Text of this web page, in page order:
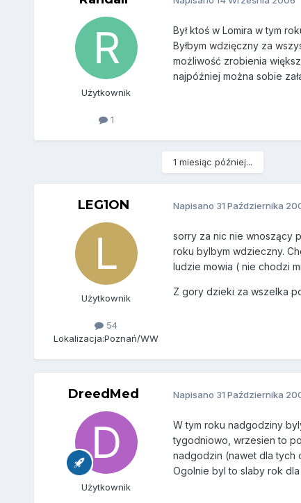
Użytkownik
1
Był ktoś w Lomira w tym
Byłbym wdzięczny za
możliwość zrobienia
najpóźniej można sobie
1 miesiąc później...
LEG1ON
Użytkownik
54
Lokalizacja:Poznań/WW
Napisano 31 Października
sorry za nic nie wnoszący
roku bylbym wdzieczny.
ludzie mowia ( nie chodzi
Z gory dzieki za wszelka
DreedMed
Użytkownik
Napisano 31 Października
W tym roku nadgodziny
tygodniowo, wrzesien to
nadgodzin (nawet dla tych
Ogolnie byl to slaby rok